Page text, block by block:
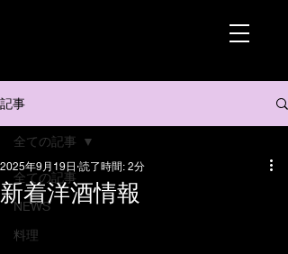
記事
全ての記事
NEWS
料理
全ての記事
新着洋酒情報
2025年9月19日 読了時間: 2分